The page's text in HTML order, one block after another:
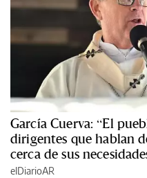
García Cuerva: “El
dirigentes que hablan
cerca de sus
elDiarioAR